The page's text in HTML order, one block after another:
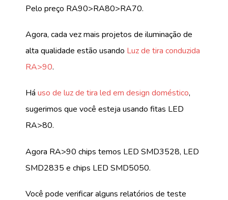
Pelo preço RA90>RA80>RA70.
Agora, cada vez mais projetos de iluminação de
alta qualidade estão usando Luz de tira conduzida
RA>90.
Há uso de luz de tira led em design doméstico,
sugerimos que você esteja usando fitas LED
RA>80.
Agora RA>90 chips temos LED SMD3528, LED
SMD2835 e chips LED SMD5050.
Você pode verificar alguns relatórios de teste